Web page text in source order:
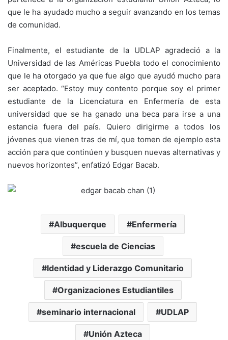
que le ha ayudado mucho a seguir avanzando en los temas
de comunidad.
Finalmente, el estudiante de la UDLAP agradeció a la
Universidad de las Américas Puebla todo el conocimiento
que le ha otorgado ya que fue algo que ayudó mucho para
ser aceptado. “Estoy muy contento porque soy el primer
estudiante de la Licenciatura en Enfermería de esta
universidad que se ha ganado una beca para irse a una
estancia fuera del país. Quiero dirigirme a todos los
jóvenes que vienen tras de mí, que tomen de ejemplo esta
acción para que continúen y busquen nuevas alternativas y
nuevos horizontes”, enfatizó Edgar Bacab.
Albuquerque Enfermería
escuela de Ciencias
Identidad y Liderazgo Comunitario
Organizaciones Estudiantiles
seminario internacional UDLAP
Unión Azteca